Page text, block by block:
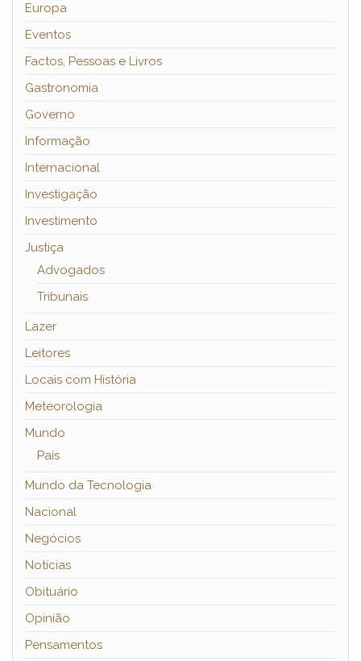
Europa
Eventos
Factos, Pessoas e Livros
Gastronomia
Governo
Informação
Internacional
Investigação
Investimento
Justiça
Advogados
Tribunais
Lazer
Leitores
Locais com História
Meteorologia
Mundo
País
Mundo da Tecnologia
Nacional
Negócios
Notícias
Obituário
Opinião
Pensamentos